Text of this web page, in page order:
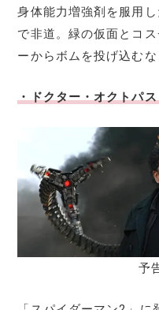
身体能力増強剤を服用
で非道。緑の仮面とコ
ーからボムを投げ込む
・ドクター・オクトパ
予